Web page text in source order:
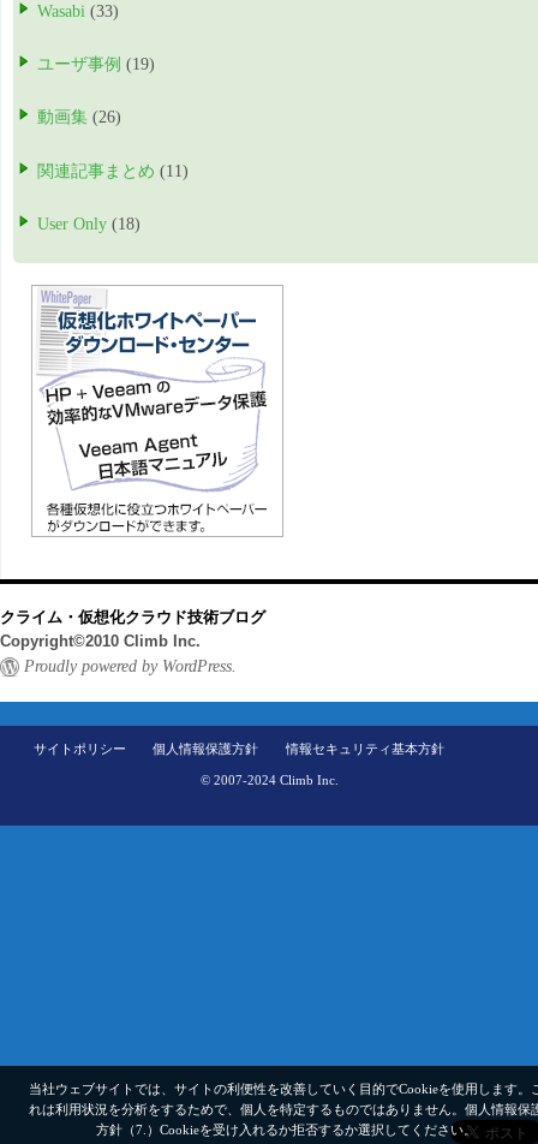
Wasabi (33)
ユーザ事例 (19)
動画集 (26)
関連記事まとめ (11)
User Only (18)
クライム・仮想化クラウド技術ブログ
Copyright©2010 Climb Inc.
Proudly powered by WordPress.
サイトポリシー 個人情報保護方針 情報セキュリティ基本方針
© 2007-2024 Climb Inc.
当社ウェブサイトでは、サイトの利便性を改善していく目的でCookieを使用します。
れは利用状況を分析をするためで、個人を特定するものではありません。 個人情報保
方針（7.） Cookieを受け入れるか拒否するか選択してください。